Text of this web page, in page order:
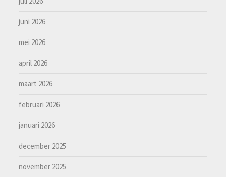
juni 2026
mei 2026
april 2026
maart 2026
februari 2026
januari 2026
december 2025
november 2025